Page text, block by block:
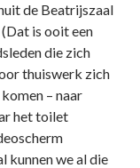
de Beatrijszaal
is ooit een
die zich
thuiswerk zich
– naar
het toilet
kunnen we al die